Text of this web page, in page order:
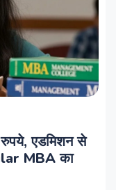
एडमिशन से
MBA का